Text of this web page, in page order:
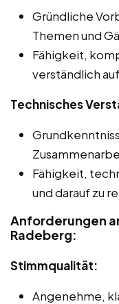
Gründliche
Themen und
Fähigkeit,
verständlich
Technisches
Fähigkeit,
und darauf zu
Anforderungen
Radeberg:
Stimmqualität:
Angenehme,